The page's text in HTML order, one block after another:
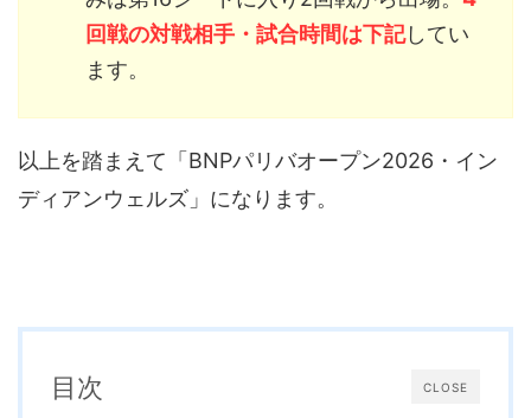
回戦の対戦相手・試合時間は下記してい
ます。
以上を踏まえて「BNPパリバオープン2026・イン
ディアンウェルズ」になります。
CLOSE
目次